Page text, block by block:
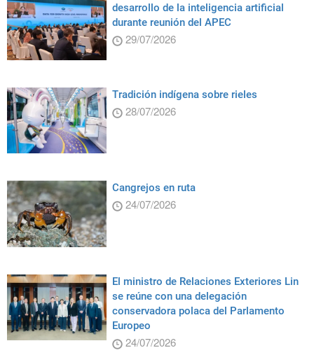
desarrollo de la inteligencia artificial
durante reunión del APEC
29/07/2026
Tradición indígena sobre rieles
28/07/2026
Cangrejos en ruta
24/07/2026
El ministro de Relaciones Exteriores Lin
se reúne con una delegación
conservadora polaca del Parlamento
Europeo
24/07/2026